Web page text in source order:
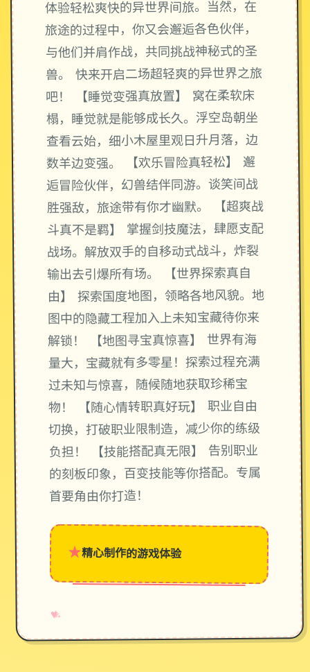
体验轻松爽快的异世界间旅。当然，在
旅途的过程中，你又会邂逅各色伙伴，
与他们并肩作战，共同挑战神秘式的圣
兽。 快来开启二场超轻爽的异世界之旅
吧！ 【睡觉变强真放置】 窝在柔软床
榻，睡觉就是能够成长久。浮空岛朝坐
查看云始，细小木屋里观日升月落，边
数羊边变强。 【欢乐冒险真轻松】 邂
逅冒险伙伴，幻兽结伴同游。谈笑间战
胜强敌，旅途带有你才幽默。 【超爽战
斗真不是羁】 掌握剑技魔法，肆愿支配
战场。解放双手的自移动式战斗，炸裂
输出去引爆所有场。 【世界探索真自
由】 探索国度地图，领略各地风貌。地
图中的隐藏工程加入上未知宝藏待你来
解锁！ 【地图寻宝真惊喜】 世界有海
量大，宝藏就有多零星！探索过程充满
过未知与惊喜，随候随地获取珍稀宝
物！ 【随心情转职真好玩】 职业自由
切换，打破职业限制造，减少你的练级
负担！ 【技能搭配真无限】 告别职业
的刻板印象，百变技能等你搭配。专属
首要角由你打造！
★精心制作的游戏体验
♥
✧
→